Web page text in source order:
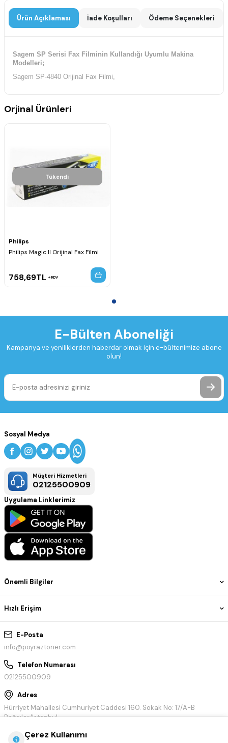
Ürün Açıklaması İade Koşulları Ödeme Seçenekleri
Sagem SP Serisi Fax Filminin Kullandığı Uyumlu Makina
Modelleri;
Sagem SP-4840 Orijinal Fax Filmi,
Orjinal Ürünleri
Tükendi
Philips
Philips Magic II Orijinal Fax Filmi
758,69TL KDV
E-Bülten Aboneliği
Kampanya ve yeniliklerden haberdar olmak için e-bültenimize abone
olun!
E-Posta
info@poyraztoner.com
Telefon Numarası
02125500909
Adres
Hürriyet Mahallesi Cumhuriyet Caddesi 160. Sokak No: 17/A-B
Bağcılar/İstanbul
Önemli Bilgiler
Hızlı Erişim
Sosyal Medya
Müşteri Hizmetleri
02125500909
Uygulama Linklerimiz
Çerez Kullanımı